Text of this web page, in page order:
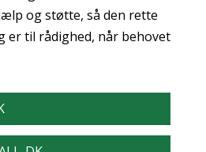
og støtte, så den rette
er til rådighed, når behovet